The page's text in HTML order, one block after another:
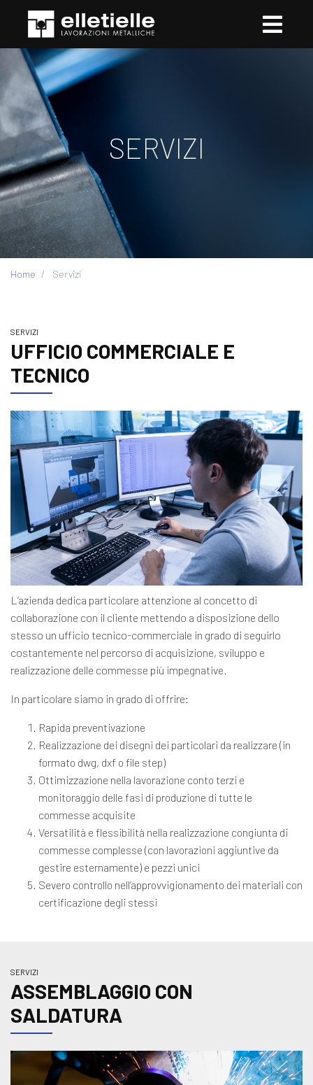
SERVIZI
Home Servizi
SERVIZI
UFFICIO COMMERCIALE E
TECNICO
L’azienda dedica particolare attenzione al concetto di
collaborazione con il cliente mettendo a disposizione dello
stesso un ufficio tecnico-commerciale in grado di seguirlo
costantemente nel percorso di acquisizione, sviluppo e
realizzazione delle commesse più impegnative.
In particolare siamo in grado di offrire:
Rapida preventivazione
Realizzazione dei disegni dei particolari da realizzare (in
formato dwg, dxf o file step)
Ottimizzazione nella lavorazione conto terzi e
monitoraggio delle fasi di produzione di tutte le
commesse acquisite
Versatilità e flessibilità nella realizzazione congiunta di
commesse complesse (con lavorazioni aggiuntive da
gestire esternamente) e pezzi unici
Severo controllo nell’approvvigionamento dei materiali con
certificazione degli stessi
SERVIZI
ASSEMBLAGGIO CON
SALDATURA